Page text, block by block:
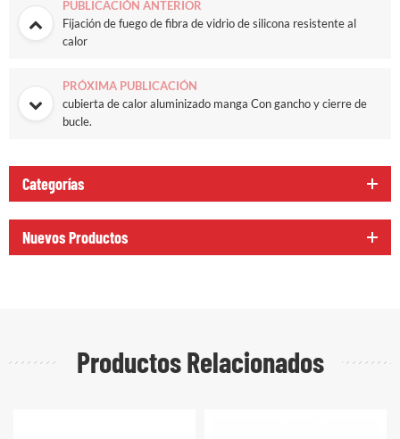
PUBLICACIÓN ANTERIOR
Fijación de fuego de fibra de vidrio de silicona resistente al
calor
PRÓXIMA PUBLICACIÓN
cubierta de calor aluminizado manga Con gancho y cierre de
bucle.
Categorías
Nuevos Productos
Productos Relacionados